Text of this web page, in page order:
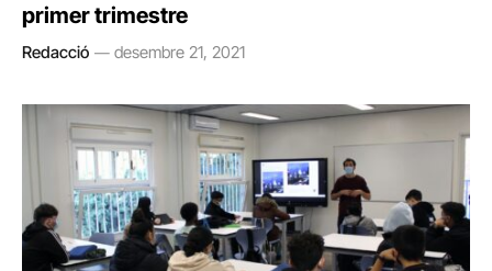
primer trimestre
Redacció desembre 21, 2021